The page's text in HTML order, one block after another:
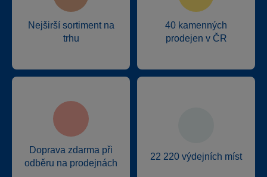
Nejširší sortiment na
trhu
40 kamenných
prodejen v ČR
Doprava zdarma při
odběru na prodejnách
22 220 výdejních míst